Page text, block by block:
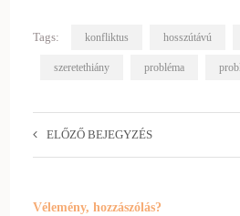
Tags: konfliktus hosszútávú
szeretethiány probléma
ELŐZŐ BEJEGYZÉS
Vélemény, hozzászólás?